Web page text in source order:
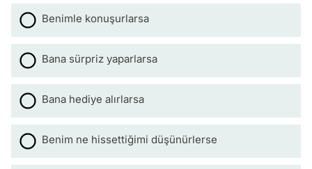
Benimle konuşurlarsa
Bana sürpriz yaparlarsa
Bana hediye alırlarsa
Benim ne hissettiğimi düşünürlerse